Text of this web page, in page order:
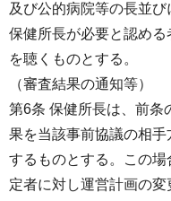
及び公的病院等の長並
保健所長が必要と認める
を聴くものとする。
（審査結果の通知等）
第6条 保健所長は、前条
果を当該事前協議の相手
するものとする。この
定者に対し運営計画の変